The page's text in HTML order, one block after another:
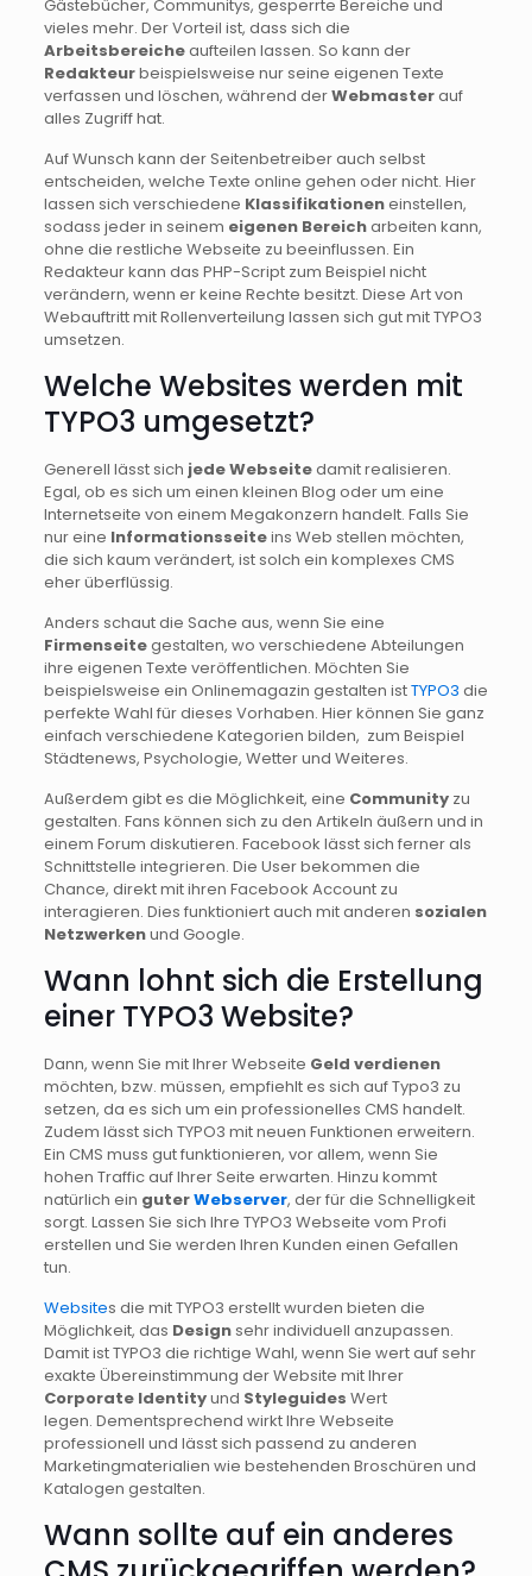
Gästebücher, Communitys, gesperrte Bereiche und
vieles mehr. Der Vorteil ist, dass sich die
Arbeitsbereicheaufteilen lassen. So kann der
Redakteurbeispielsweise nur seine eigenen Texte
verfassen und löschen, während derWebmasterauf
alles Zugriff hat.
Auf Wunsch kann der Seitenbetreiber auch selbst
entscheiden, welche Texte online gehen oder nicht. Hier
lassen sich verschiedene Klassifikationeneinstellen,
sodass jeder in seinem eigenen Bereicharbeiten kann,
ohne die restliche Webseite zu beeinflussen. Ein
Redakteur kann das PHP-Script zum Beispiel nicht
verändern, wenn er keine Rechte besitzt. Diese Art von
Webauftritt mit Rollenverteilung lassen sich gut mit TYPO3
umsetzen.
Welche Websites werden mit
TYPO3 umgesetzt?
Generell lässt sich jede Webseitedamit realisieren.
Egal, ob es sich um einen kleinen Blog oder um eine
Internetseite von einem Megakonzern handelt. Falls Sie
nur eine Informationsseiteins Web stellen möchten,
die sich kaum verändert, ist solch ein komplexes CMS
eher überflüssig.
Anders schaut die Sache aus, wenn Sie eine
Firmenseitegestalten, wo verschiedene Abteilungen
ihre eigenen Texte veröffentlichen. Möchten Sie
beispielsweise ein Onlinemagazin gestalten istTYPO3 die
perfekte Wahl für dieses Vorhaben. Hier können Sie ganz
einfach verschiedene Kategorien bilden, zum Beispiel
Städtenews, Psychologie, Wetter und Weiteres.
Außerdem gibt es die Möglichkeit, eine Communityzu
gestalten. Fans können sich zu den Artikeln äußern und in
einem Forum diskutieren. Facebook lässt sich ferner als
Schnittstelle integrieren. Die User bekommen die
Chance, direkt mit ihren Facebook Account zu
interagieren. Dies funktioniert auch mit anderen sozialen
Netzwerkenund Google.
Wann lohnt sich die Erstellung
einer TYPO3 Website?
Dann, wenn Sie mit Ihrer Webseite Geld verdienen
möchten, bzw. müssen, empfiehlt es sich auf Typo3 zu
setzen, da es sich um ein professionelles CMS handelt.
Zudem lässt sich TYPO3 mit neuen Funktionen erweitern.
Ein CMS muss gut funktionieren, vor allem, wenn Sie
hohen Traffic auf Ihrer Seite erwarten. Hinzu kommt
natürlich ein guterWebserver, der für die Schnelligkeit
sorgt. Lassen Sie sich Ihre TYPO3 Webseite vom Profi
erstellen und Sie werden Ihren Kunden einen Gefallen
tun.
Websites die mit TYPO3 erstellt wurden bieten die
Möglichkeit, das Designsehr individuell anzupassen.
Damit ist TYPO3 die richtige Wahl, wenn Sie wert auf sehr
exakte Übereinstimmung der Website mit Ihrer
Corporate Identityund Styleguides Wert
legen. Dementsprechend wirkt Ihre Webseite
professionell und lässt sich passend zu anderen
Marketingmaterialien wie bestehenden Broschüren und
Katalogen gestalten.
Wann sollte auf ein anderes